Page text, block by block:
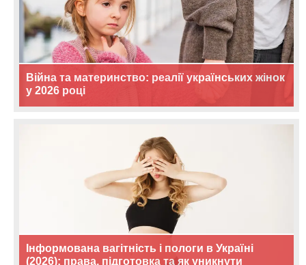
Війна та материнство: реалії українських жінок
у 2026 році
Інформована вагітність і пологи в Україні
(2026): права, підготовка та як уникнути